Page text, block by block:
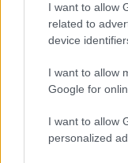
I want to allow
related to
device
I want to allow
Google for
I want to allow
personalized